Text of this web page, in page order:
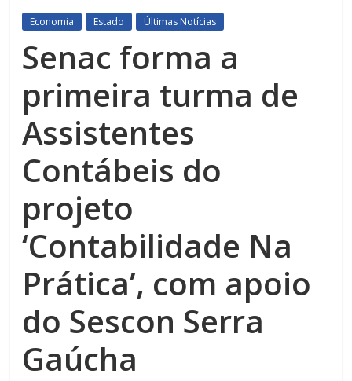
Economia Estado Últimas Notícias
Senac forma a
primeira turma de
Assistentes
Contábeis do
projeto
‘Contabilidade Na
Prática’, com apoio
do Sescon Serra
Gaúcha